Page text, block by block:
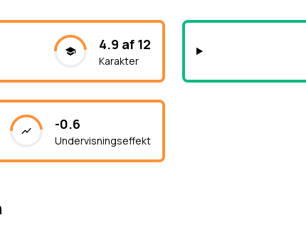
4.9 af 12
Karakter
-0.6
Undervisningseffekt